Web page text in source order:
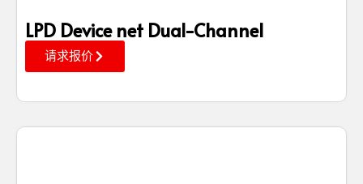
LPD Device net Dual-Channel
请求报价